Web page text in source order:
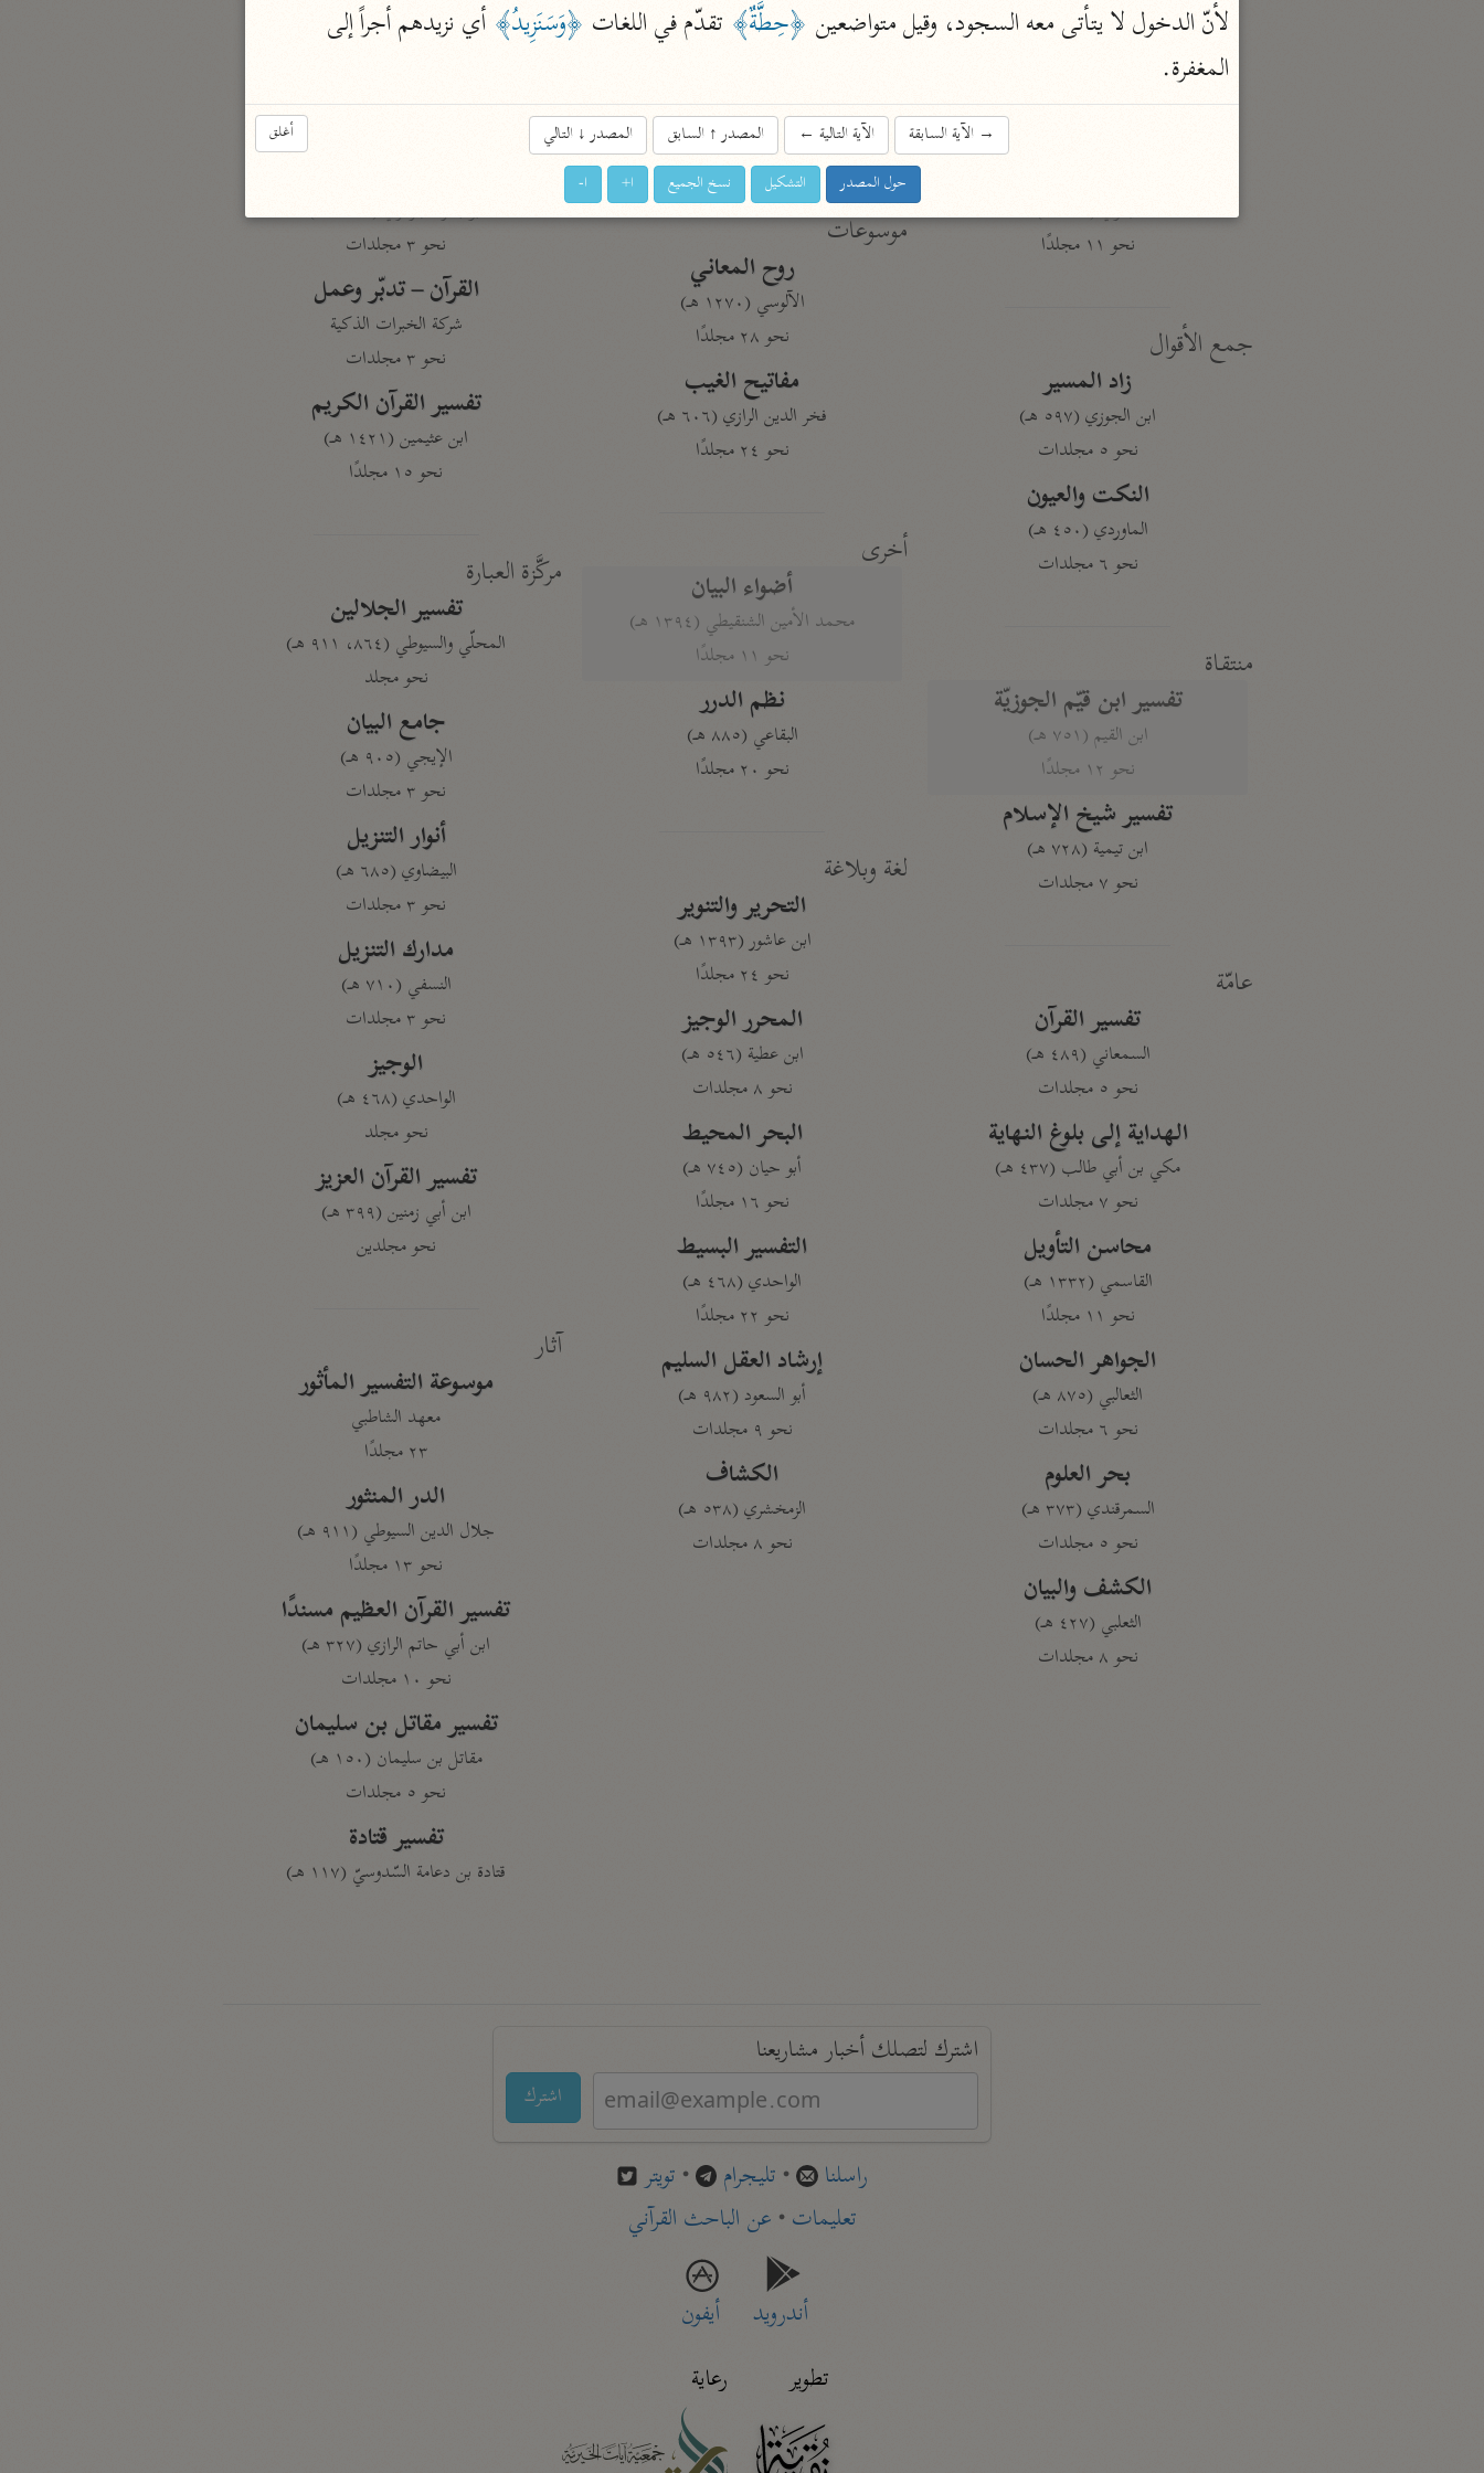
نحو ١٩ مجلدًا
الجامع لأحكام القرآن
القرطبي (٦٧١ هـ)
البغوي (٥١٦ هـ)
نحو ١١ مجلدًا
جمع الأقوال
زاد المسير
ابن الجوزي (٥٩٧ هـ)
نحو ٥ مجلدات
النكت والعيون
الماوردي (٤٥٠ هـ)
نحو ٦ مجلدات
منتقاة
تفسير ابن قيّم الجوزيّة
ابن القيم (٧٥١ هـ)
نحو ١٢ مجلدًا
تفسير شيخ الإسلام
ابن تيمية (٧٢٨ هـ)
نحو ٧ مجلدات
عامّة
تفسير القرآن
السمعاني (٤٨٩ هـ)
نحو ٥ مجلدات
الهداية إلى بلوغ النهاية
مكي بن أبي طالب (٤٣٧ هـ)
نحو ٧ مجلدات
محاسن التأويل
القاسمي (١٣٣٢ هـ)
نحو ١١ مجلدًا
الجواهر الحسان
الثعالبي (٨٧٥ هـ)
نحو ٦ مجلدات
بحر العلوم
السمرقندي (٣٧٣ هـ)
نحو ٥ مجلدات
الكشف والبيان
الثعلبي (٤٢٧ هـ)
نحو ٨ مجلدات
نحو ١١ مجلدًا
ابن جُزَيّ (٧٤١ هـ)
نحو ٣ مجلدات
موسوعات
روح المعاني
الآلوسي (١٢٧٠ هـ)
نحو ٢٨ مجلدًا
مفاتيح الغيب
فخر الدين الرازي (٦٠٦ هـ)
نحو ٢٤ مجلدًا
أخرى
أضواء البيان
محمد الأمين الشنقيطي (١٣٩٤ هـ)
نحو ١١ مجلدًا
نظم الدرر
البقاعي (٨٨٥ هـ)
نحو ٢٠ مجلدًا
لغة وبلاغة
التحرير والتنوير
ابن عاشور (١٣٩٣ هـ)
نحو ٢٤ مجلدًا
المحرر الوجيز
ابن عطية (٥٤٦ هـ)
نحو ٨ مجلدات
البحر المحيط
أبو حيان (٧٤٥ هـ)
نحو ١٦ مجلدًا
التفسير البسيط
الواحدي (٤٦٨ هـ)
نحو ٢٢ مجلدًا
إرشاد العقل السليم
أبو السعود (٩٨٢ هـ)
نحو ٩ مجلدات
الكشاف
الزمخشري (٥٣٨ هـ)
نحو ٨ مجلدات
نحو مجلد
السعدي (١٣٧٦ هـ)
أبو بكر الجزائري (١٤٣٩ هـ)
نحو ٣ مجلدات
القرآن – تدبّر وعمل
شركة الخبرات الذكية
نحو ٣ مجلدات
تفسير القرآن الكريم
ابن عثيمين (١٤٢١ هـ)
نحو ١٥ مجلدًا
مركَّزة العبارة
تفسير الجلالين
المحلّي والسيوطي (٨٦٤، ٩١١ هـ)
نحو مجلد
جامع البيان
الإيجي (٩٠٥ هـ)
نحو ٣ مجلدات
أنوار التنزيل
البيضاوي (٦٨٥ هـ)
نحو ٣ مجلدات
مدارك التنزيل
النسفي (٧١٠ هـ)
نحو ٣ مجلدات
الوجيز
الواحدي (٤٦٨ هـ)
نحو مجلد
تفسير القرآن العزيز
ابن أبي زمنين (٣٩٩ هـ)
نحو مجلدين
آثار
موسوعة التفسير المأثور
معهد الشاطبي
٢٣ مجلدًا
الدر المنثور
جلال الدين السيوطي (٩١١ هـ)
نحو ١٣ مجلدًا
تفسير القرآن العظيم مسندًا
ابن أبي حاتم الرازي (٣٢٧ هـ)
نحو ١٠ مجلدات
تفسير مقاتل بن سليمان
مقاتل بن سليمان (١٥٠ هـ)
نحو ٥ مجلدات
تفسير قتادة
قتادة بن دعامة السّدوسيّ (١١٧ هـ)
اشترك لتصلك أخبار مشاريعنا
اشترك
راسلنا • تليجرام • تويتر
تعليمات• عن الباحث القرآني
أندرويد
أيفون
تطوير
رعاية
لأنّ الدخول لا يتأتى معه السجود، وقيل متواضعين ﴿حِطَّةٌ﴾ تقدّم في اللغات ﴿وَسَنَزِيدُ﴾
المغفرة.
أغلق →الآية السابقة الآية التالية ← المصدر↑السابق المصدر↓التالي
حول المصدر التشكيل نسخ الجميع ا+ ا-